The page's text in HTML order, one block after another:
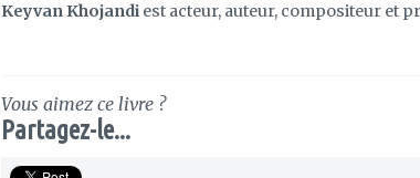
Keyvan Khojandi est acteur, auteur, compositeur et
Vous aimez ce livre ?
Partagez-le...